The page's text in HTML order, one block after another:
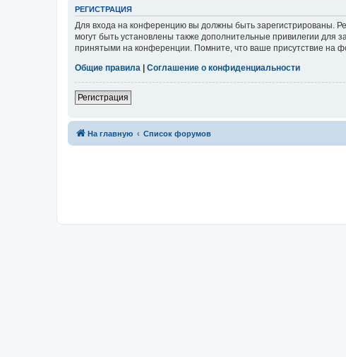
РЕГИСТРАЦИЯ
Для входа на конференцию вы должны быть зарегистрированы.
могут быть установлены также дополнительные привилегии для
принятыми на конференции. Помните, что ваше присутствие на
Общие правила
Соглашение о конфиденциальности
Регистрация
На главную Список форумов